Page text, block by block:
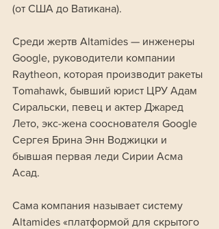
(от США до Ватикана).
Среди жертв Altamides — инженеры
Google, руководители компании
Raytheon, которая производит ракеты
Tomahawk, бывший юрист ЦРУ Адам
Сиральски, певец и актер Джаред
Лето, экс-жена сооснователя Google
Сергея Брина Энн Воджицки и
бывшая первая леди Сирии Асма
Асад.
Сама компания называет систему
Altamides «платформой для скрытого